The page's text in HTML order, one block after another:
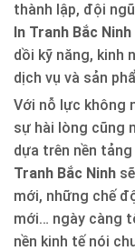
thành lập, đội
In Tranh Bắc Ninh
dồi kỹ năng, kinh
dịch vụ và sản
Với nỗ lực không
sự hài lòng cũng
dựa trên nền
Tranh Bắc Ninh
mới, những chế
mới… ngày càng
nền kinh tế nói